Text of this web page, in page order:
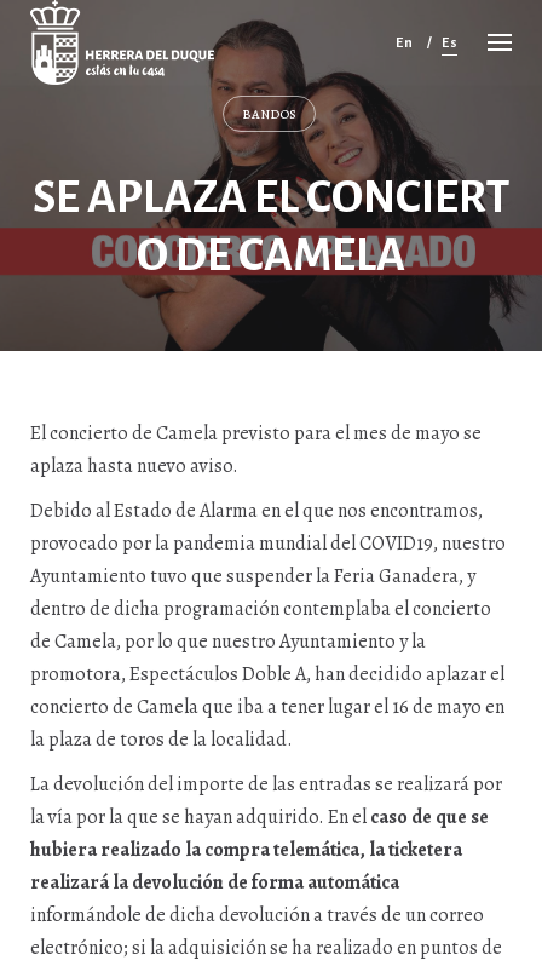
Cancelar
comentario
En Es
BANDOS
SE APLAZA EL CONCIERT
O DE CAMELA
El concierto de Camela previsto para el mes de mayo se
aplaza hasta nuevo aviso.
Debido al Estado de Alarma en el que nos encontramos,
provocado por la pandemia mundial del COVID19, nuestro
Ayuntamiento tuvo que suspender la Feria Ganadera, y
dentro de dicha programación contemplaba el concierto
de Camela, por lo que nuestro Ayuntamiento y la
promotora, Espectáculos Doble A, han decidido aplazar el
concierto de Camela que iba a tener lugar el 16 de mayo en
la plaza de toros de la localidad.
La devolución del importe de las entradas se realizará por
la vía por la que se hayan adquirido. En elcaso de que se
hubiera realizado la compra telemática, la ticketera
realizará la devolución de forma automática
informándole de dicha devolución a través de un correo
electrónico; si la adquisición se ha realizado en puntos de